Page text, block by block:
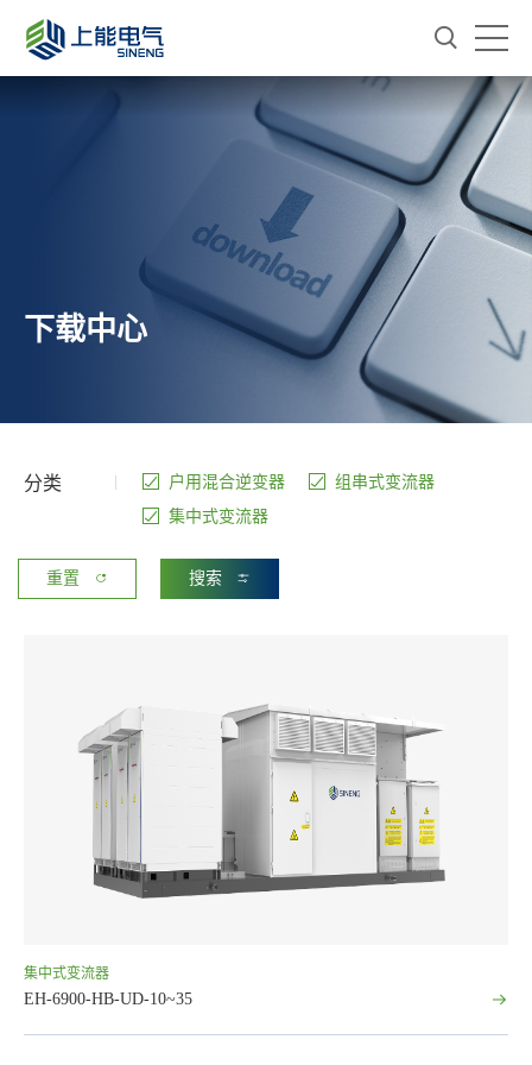
下载中心
分类 户用混合逆变器
组串式变流器
集中式变流器
重置 搜索
集中式变流器
EH-6900-HB-UD-10~35